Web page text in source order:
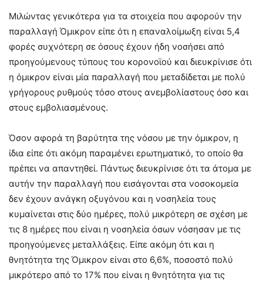
Μιλώντας γενικότερα για τα στοιχεία που αφορούν την
παραλλαγή Όμικρον είπε ότι η επαναλοίμωξη είναι 5,4
φορές συχνότερη σε όσους έχουν ήδη νοσήσει από
προηγούμενους τύπους του κορονοϊού και διευκρίνισε ότι
η όμικρον είναι μία παραλλαγή που μεταδίδεται με πολύ
γρήγορους ρυθμούς τόσο στους ανεμβολίαστους όσο και
στους εμβολιασμένους.
Όσον αφορά τη βαρύτητα της νόσου με την όμικρον, η
ίδια είπε ότι ακόμη παραμένει ερωτηματικό, το οποίο θα
πρέπει να απαντηθεί. Πάντως διευκρίνισε ότι τα άτομα με
αυτήν την παραλλαγή που εισάγονται στα νοσοκομεία
δεν έχουν ανάγκη οξυγόνου και η νοσηλεία τους
κυμαίνεται στις δύο ημέρες, πολύ μικρότερη σε σχέση με
τις 8 ημέρες που είναι η νοσηλεία όσων νόσησαν με τις
προηγούμενες μεταλλάξεις. Είπε ακόμη ότι και η
θνητότητα της Όμικρον είναι στο 6,6%, ποσοστό πολύ
μικρότερο από το 17% που είναι η θνητότητα για τις